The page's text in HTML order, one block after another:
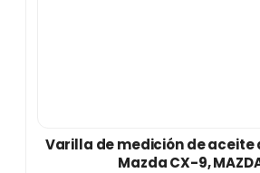
Varilla de medición de aceite
Mazda CX-9,